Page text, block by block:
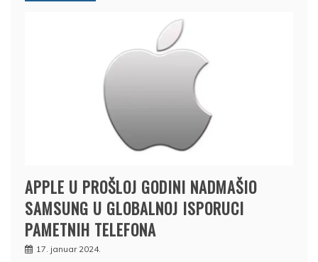
APPLE U PROŠLOJ GODINI NADMAŠIO
SAMSUNG U GLOBALNOJ ISPORUCI
PAMETNIH TELEFONA
17. januar 2024.